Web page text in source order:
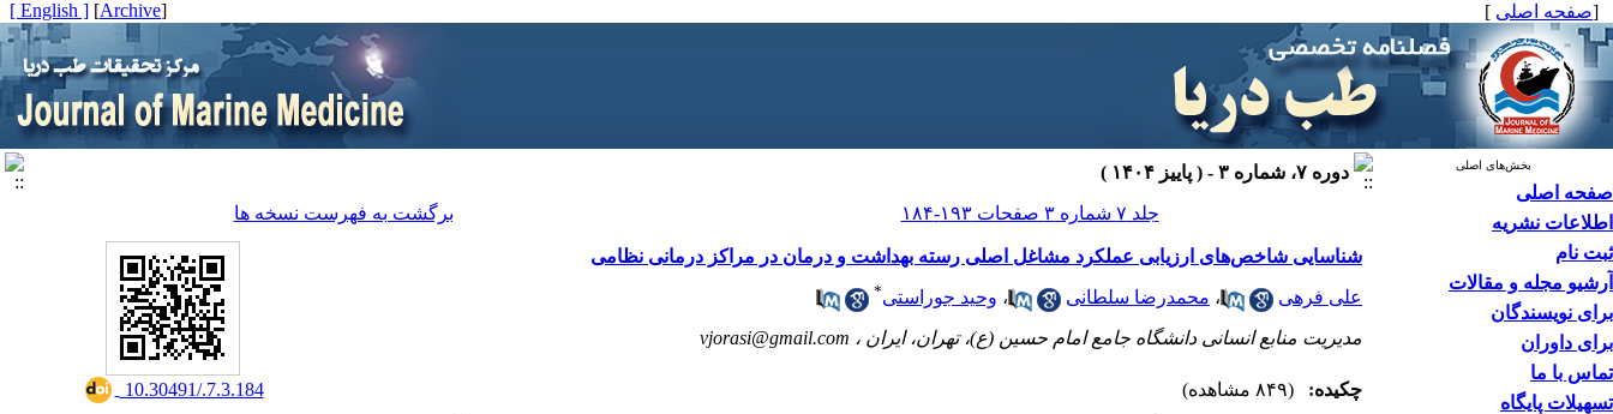
[صفحه اصلی ]
[
Archive
]
[ English ]
بخش‌های اصلی
صفحه اصلی
اطلاعات نشریه
ثبت نام
آرشیو مجله و مقالات
برای نویسندگان
برای داوران
تماس با ما
تسهیلات پایگاه
دوره ۷، شماره ۳ - ( پاییز ۱۴۰۴ )
جلد ۷ شماره ۳ صفحات ۱۹۳-۱۸۴
برگشت به فهرست نسخه ها
شناسایی شاخص‌های ارزیابی عملکرد مشاغل اصلی رسته بهداشت و درمان در مراکز درمانی نظامی
علی فرهی ، محمدرضا سلطانی ، وحید جوراستی*
مدیریت منابع انسانی دانشگاه جامع امام حسین (ع)، تهران، ایران ، vjorasi@gmail.com
چکیده: (۸۴۹ مشاهده) ‎ 10.30491/.7.3.184